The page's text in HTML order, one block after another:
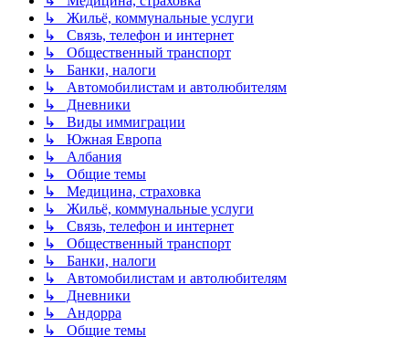
↳ Жильё, коммунальные услуги
↳ Связь, телефон и интернет
↳ Общественный транспорт
↳ Банки, налоги
↳ Автомобилистам и автолюбителям
↳ Дневники
↳ Виды иммиграции
↳ Южная Европа
↳ Албания
↳ Общие темы
↳ Медицина, страховка
↳ Жильё, коммунальные услуги
↳ Связь, телефон и интернет
↳ Общественный транспорт
↳ Банки, налоги
↳ Автомобилистам и автолюбителям
↳ Дневники
↳ Андорра
↳ Общие темы